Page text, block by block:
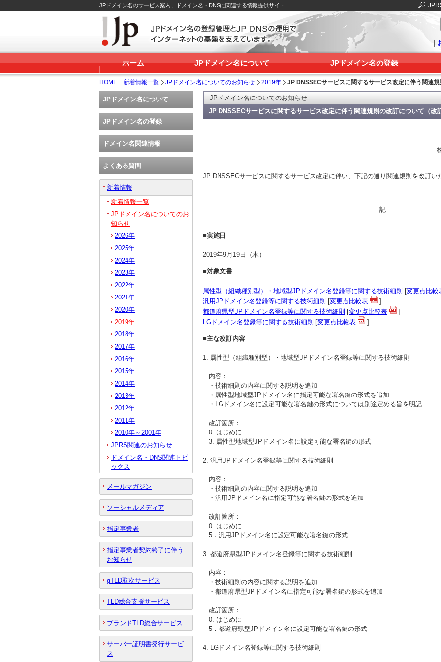
JPドメイン名のサービス案内、ドメイン名・DNSに関連する情報提供サイト
|
ホーム JPドメイン名について JPドメイン名の登録
HOME 新着情報一覧 JPドメイン名についてのお知らせ 2019年 JP DNSSECサービスに関するサービス改定に伴う関連
JPドメイン名についてのお知らせ
JP DNSSECサービスに関するサービス改定に伴う関連規則の改訂について（改
JP DNSSECサービスに関するサービス改定に伴い、下記の通り関連規則を改訂い
記
■実施日
2019年9月19日（木）
■対象文書
属性型（組織種別型）・地域型JPドメイン名登録等に関する技術細則 [変更点比較
汎用JPドメイン名登録等に関する技術細則 [変更点比較表
]
都道府県型JPドメイン名登録等に関する技術細則 [変更点比較表
]
LGドメイン名登録等に関する技術細則 [変更点比較表 ]
■主な改訂内容
1. 属性型（組織種別型）・地域型JPドメイン名登録等に関する技術細則
内容：
・技術細則の内容に関する説明を追加
・属性型地域型JPドメイン名に指定可能な署名鍵の形式を追加
・LGドメイン名に設定可能な署名鍵の形式については別途定める旨を明記
改訂箇所：
0. はじめに
3. 属性型地域型JPドメイン名に設定可能な署名鍵の形式
2. 汎用JPドメイン名登録等に関する技術細則
内容：
・技術細則の内容に関する説明を追加
・汎用JPドメイン名に指定可能な署名鍵の形式を追加
改訂箇所：
0. はじめに
5．汎用JPドメイン名に設定可能な署名鍵の形式
3. 都道府県型JPドメイン名登録等に関する技術細則
内容：
・技術細則の内容に関する説明を追加
・都道府県型JPドメイン名に指定可能な署名鍵の形式を追加
改訂箇所：
0. はじめに
5．都道府県型JPドメイン名に設定可能な署名鍵の形式
4. LGドメイン名登録等に関する技術細則
JPドメイン名について
JPドメイン名の登録
ドメイン名関連情報
よくある質問
新着情報
新着情報一覧
JPドメイン名についてのお
知らせ
2026年
2025年
2024年
2023年
2022年
2021年
2020年
2019年
2018年
2017年
2016年
2015年
2014年
2013年
2012年
2011年
2010年～2001年
JPRS関連のお知らせ
ドメイン名・DNS関連トピ
ックス
メールマガジン
ソーシャルメディア
指定事業者
指定事業者契約終了に伴う
お知らせ
gTLD取次サービス
TLD総合支援サービス
ブランドTLD総合サービス
サーバー証明書発行サービ
ス